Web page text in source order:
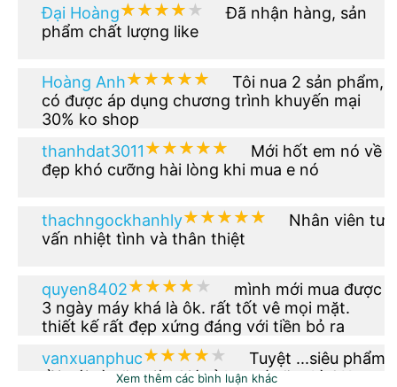
Đại Hoàng★★★★★
★★★★★
Đã nhận hàng, sản
phẩm chất lượng like
Hoàng Anh★★★★★
★★★★★
Tôi nua 2 sản phẩm,
có được áp dụng chương trình khuyến mại
30% ko shop
thanhdat3011★★★★★
★★★★★
Mới hốt em nó về
đẹp khó cưỡng hài lòng khi mua e nó
thachngockhanhly★★★★★
★★★★★
Nhân viên tư
vấn nhiệt tình và thân thiệt
quyen8402★★★★★
★★★★★
mình mới mua được
3 ngày máy khá là ôk. rất tốt vê mọi mặt.
thiết kế rất đẹp xứng đáng với tiền bỏ ra
vanxuanphuc★★★★★
★★★★★
Tuyệt ...siêu phẩm
rồi nói gì nữa giờ. Giá rẻ hơn tí nữa thì OK.
Xem thêm các bình luận khác